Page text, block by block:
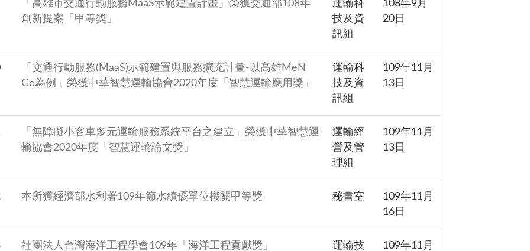
「高雄市交通行動服務MaaS示範建置計畫」榮獲交通部108年
創新提案「甲等獎」
運輸科
技及資
訊組
108年9月
20日
「交通行動服務(MaaS)示範建置與服務擴充計畫-以高雄MeN
Go為例」榮獲中華智慧運輸協會2020年度「智慧運輸應用獎」
運輸科
技及資
訊組
109年11月
13日
「無障礙小客車多元運輸服務系統平台之建立」榮獲中華智慧運
輸協會2020年度「智慧運輸論文獎」
運輸經
營及管
理組
109年11月
13日
本所獲經濟部水利署109年節水績優單位機關甲等獎 秘書室
109年11月
16日
社團法人台灣海洋工程學會109年「海洋工程貢獻獎」
運輸技
109年11月